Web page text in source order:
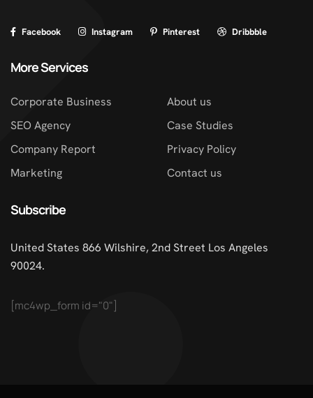
Facebook Instagram Pinterest Dribbble
More Services
Corporate Business
SEO Agency
Company Report
Marketing
About us
Case Studies
Privacy Policy
Contact us
Subscribe
United States 866 Wilshire, 2nd Street Los Angeles
90024.
[mc4wp_form id="0"]